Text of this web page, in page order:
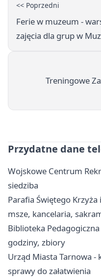
<< Poprzedni
Ferie w muzeum -
zajęcia dla grup w
Treningowe
Przydatne dane
Wojskowe Centrum
siedziba
Parafia Świętego
msze, kancelaria,
Biblioteka
godziny, zbiory
Urząd Miasta Tarnowa -
sprawy do załatwienia